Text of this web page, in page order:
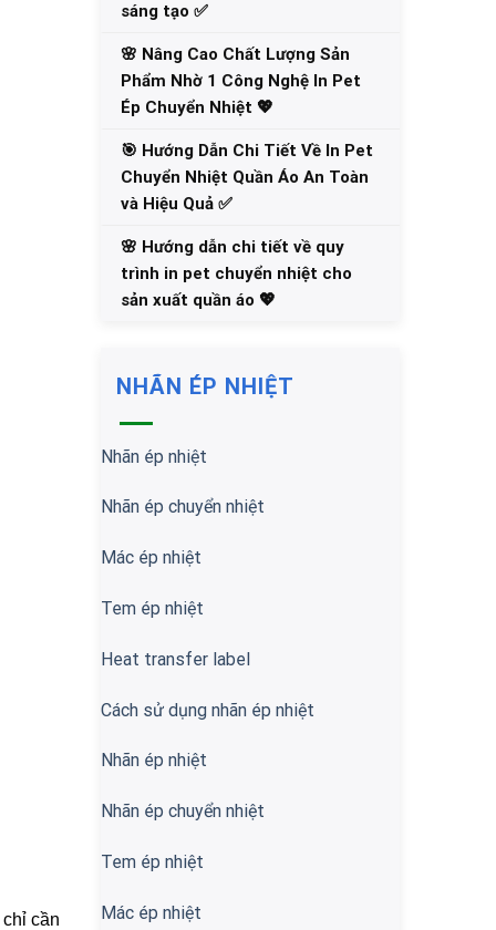
cần
sáng tạo ✅
🌸 Nâng Cao Chất Lượng Sản
Phẩm Nhờ 1 Công Nghệ In Pet
Ép Chuyển Nhiệt 💖
🎯 Hướng Dẫn Chi Tiết Về In Pet
Chuyển Nhiệt Quần Áo An Toàn
và Hiệu Quả ✅
🌸 Hướng dẫn chi tiết về quy
trình in pet chuyển nhiệt cho
sản xuất quần áo 💖
NHÃN ÉP NHIỆT
Nhãn ép nhiệt
Nhãn ép chuyển nhiệt
Mác ép nhiệt
Tem ép nhiệt
Heat transfer label
Cách sử dụng nhãn ép nhiệt
Nhãn ép nhiệt
Nhãn ép chuyển nhiệt
Tem ép nhiệt
Mác ép nhiệt